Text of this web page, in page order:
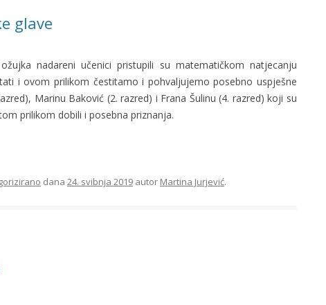
glave
nadareni učenici pristupili su matematičkom natjecanju
i ovom prilikom čestitamo i pohvaljujemo posebno uspješne
Marinu Baković (2. razred) i Frana Šulinu (4. razred) koji su
prilikom dobili i posebna priznanja.
dana 24. svibnja 2019 autor Martina Jurjević.